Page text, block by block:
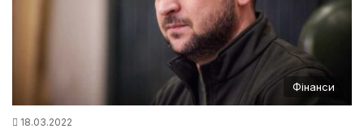
Фінанси
18.03.2022